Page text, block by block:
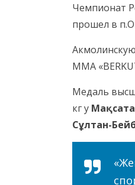
Чемпионат
прошел в
ММА
Медаль
кг у
Сұлтан-